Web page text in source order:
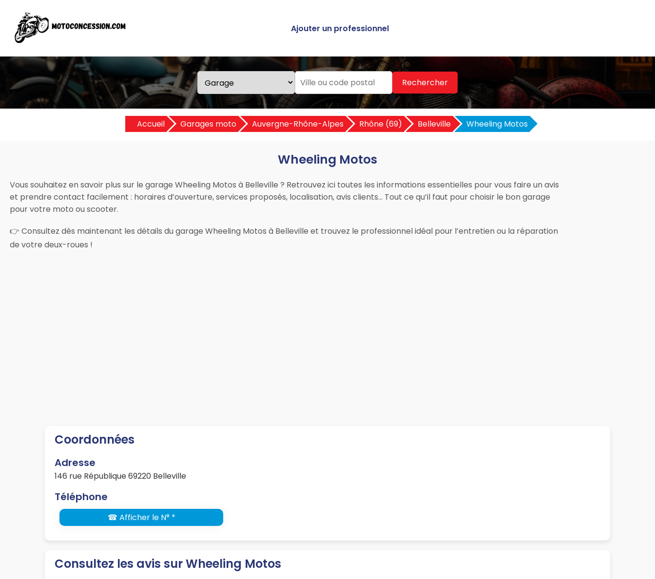
Ajouter un professionnel
Rechercher
Accueil Garages moto Auvergne-Rhône-Alpes Rhône (69) Belleville Wheeling Motos
Wheeling Motos
Vous souhaitez en savoir plus sur le garage Wheeling Motos à Belleville ? Retrouvez ici toutes les informations essentielles pour vous faire un avis
et prendre contact facilement : horaires d’ouverture, services proposés, localisation, avis clients… Tout ce qu’il faut pour choisir le bon garage
pour votre moto ou scooter.
👉 Consultez dès maintenant les détails du garage Wheeling Motos à Belleville et trouvez le professionnel idéal pour l’entretien ou la réparation
de votre deux-roues !
Coordonnées
Adresse
146 rue République 69220 Belleville
Téléphone
☎ Afficher le N° *
Consultez les avis sur Wheeling Motos